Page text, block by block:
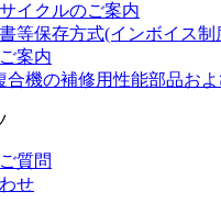
イクルのご案内
等保存方式(インボイス
案内
合機の補修用性能部品お
質問
せ